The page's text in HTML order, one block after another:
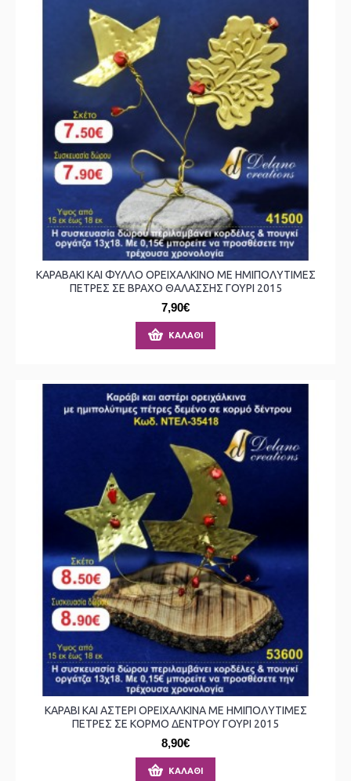
ΚΑΡΑΒΑΚΙ ΚΑΙ ΦΥΛΛΟ ΟΡΕΙΧΑΛΚΙΝΟ ΜΕ ΗΜΙΠΟΛΥΤΙΜΕΣ
ΠΕΤΡΕΣ ΣΕ ΒΡΑΧΟ ΘΑΛΑΣΣΗΣ ΓΟΥΡΙ 2015
7,90€
ΚΑΛΆΘΙ
ΚΑΡΑΒΙ ΚΑΙ ΑΣΤΕΡΙ ΟΡΕΙΧΑΛΚΙΝΑ ΜΕ ΗΜΙΠΟΛΥΤΙΜΕΣ
ΠΕΤΡΕΣ ΣΕ ΚΟΡΜΟ ΔΕΝΤΡΟΥ ΓΟΥΡΙ 2015
8,90€
ΚΑΛΆΘΙ